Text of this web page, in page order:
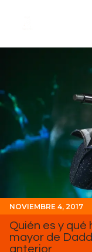
Inicio
Noticias
Equipo
Sobre
NOVIEMBRE 4, 2017
Quién es y qué
mayor de
anterior